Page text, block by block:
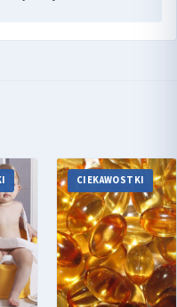
CIEKAWOSTKI